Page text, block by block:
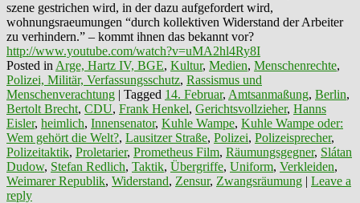
szene gestrichen wird, in der dazu aufgefordert wird,
wohnungsraeumungen “durch kollektiven Widerstand der Arbeiter
zu verhindern.” – kommt ihnen das bekannt vor?
http://www.youtube.com/watch?v=uMA2hl4Ry8I
Posted in Arge, Hartz IV, BGE, Kultur, Medien, Menschenrechte,
Polizei, Militär, Verfassungsschutz, Rassismus und
Menschenverachtung | Tagged 14. Februar, Amtsanmaßung, Berlin,
Bertolt Brecht, CDU, Frank Henkel, Gerichtsvollzieher, Hanns
Eisler, heimlich, Innensenator, Kuhle Wampe, Kuhle Wampe oder:
Wem gehört die Welt?, Lausitzer Straße, Polizei, Polizeisprecher,
Polizeitaktik, Proletarier, Prometheus Film, Räumungsgegner, Slátan
Dudow, Stefan Redlich, Taktik, Übergriffe, Uniform, Verkleiden,
Weimarer Republik, Widerstand, Zensur, Zwangsräumung | Leave a
reply